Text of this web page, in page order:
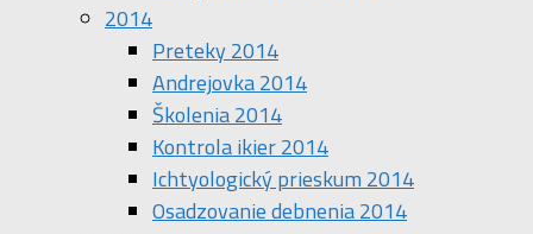
2014
Preteky 2014
Andrejovka 2014
Školenia 2014
Kontrola ikier 2014
Ichtyologický prieskum 2014
Osadzovanie debnenia 2014